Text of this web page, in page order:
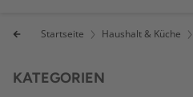
Startseite Haushalt & Küche
KATEGORIEN